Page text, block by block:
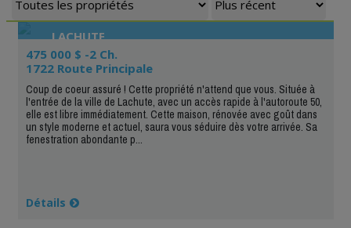
LACHUTE
475 000 $ -2 Ch.
1722 Route Principale
Coup de coeur assuré ! Cette propriété n'attend que vous. Située à
l'entrée de la ville de Lachute, avec un accès rapide à l'autoroute 50,
elle est libre immédiatement. Cette maison, rénovée avec goût dans
un style moderne et actuel, saura vous séduire dès votre arrivée. Sa
fenestration abondante p...
Détails